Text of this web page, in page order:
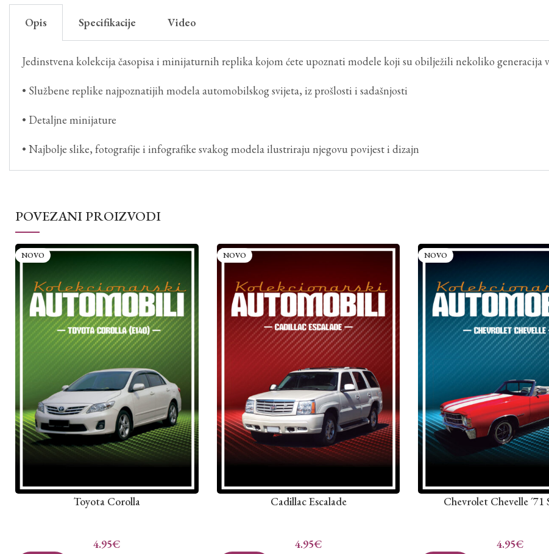
Opis Specifikacije Video
Jedinstvena kolekcija časopisa i minijaturnih replika kojom ćete upoznati modele koji su obilježili nekoliko generacija
• Službene replike najpoznatijih modela automobilskog svijeta, iz prošlosti i sadašnjosti
• Detaljne minijature
• Najbolje slike, fotografije i infografike svakog modela ilustriraju njegovu povijest i dizajn
POVEZANI PROIZVODI
NOVO
Toyota Corolla
4.95€
NOVO
Cadillac Escalade
4.95€
NOVO
Chevrolet Chevelle ´71
4.95€